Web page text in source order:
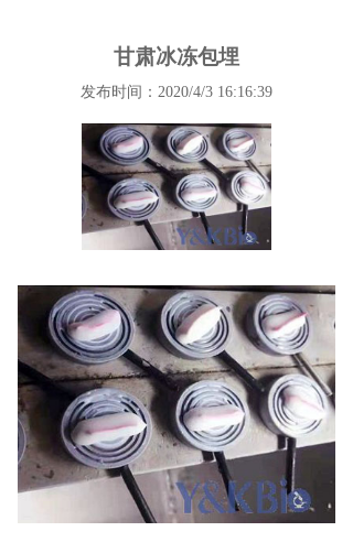
甘肃冰冻包埋
发布时间：2020/4/3 16:16:39